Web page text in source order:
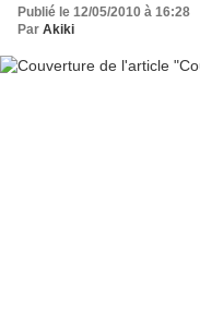
Publié le 12/05/2010 à 16:28
Par Akiki